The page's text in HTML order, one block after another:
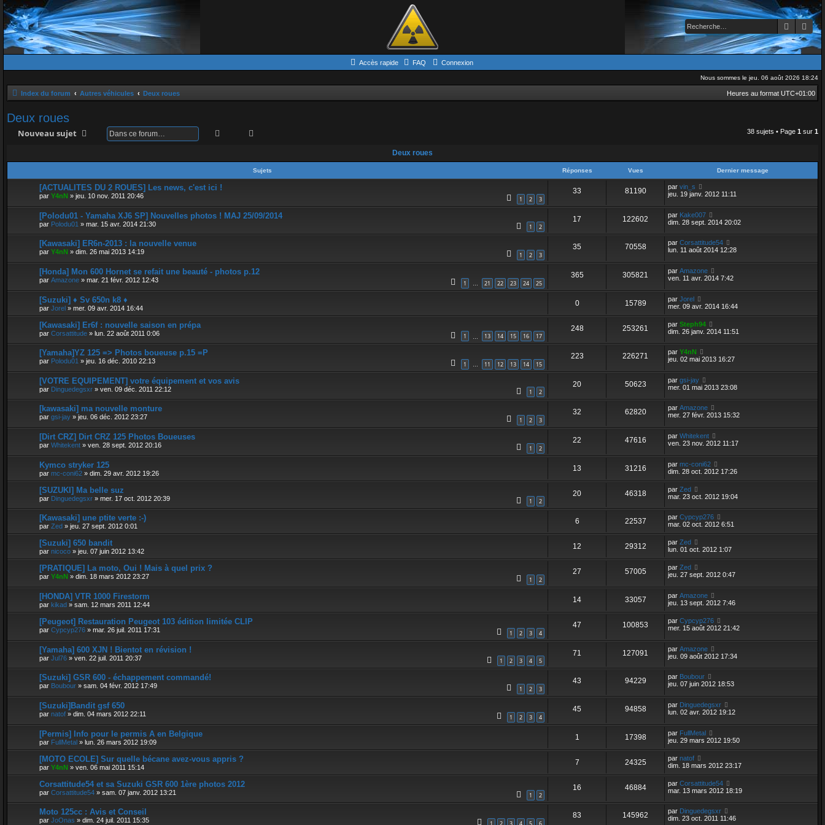
Accès rapide FAQ Connexion
Nous sommes le jeu. 06 août 2026 18:24
Index du forum Autres véhicules Deux roues Heures au format UTC+01:00
Deux roues
Nouveau sujet Rechercher 38 sujets • Page 1 sur 1
Deux roues
Sujets Réponses Vues Dernier message
[ACTUALITES DU 2 ROUES] Les news, c'est ici !
par Y4nN » jeu. 10 nov. 2011 20:46 1 2 3
33 81190 par vin_s
jeu. 19 janv. 2012 11:11
[Polodu01 - Yamaha XJ6 SP] Nouvelles photos ! MAJ 25/09/2014
par Polodu01 » mar. 15 avr. 2014 21:30 1 2
17 122602 par Kake007
dim. 28 sept. 2014 20:02
[Kawasaki] ER6n-2013 : la nouvelle venue
par Y4nN » dim. 26 mai 2013 14:19 1 2 3
35 70558 par Corsattitude54
lun. 11 août 2014 12:28
[Honda] Mon 600 Hornet se refait une beauté - photos p.12
par Amazone » mar. 21 févr. 2012 12:43 1 … 21 22 23 24 25
365 305821 par Amazone
ven. 11 avr. 2014 7:42
[Suzuki] ♦ Sv 650n k8 ♦
par Jorel » mer. 09 avr. 2014 16:44
0 15789 par Jorel
mer. 09 avr. 2014 16:44
[Kawasaki] Er6f : nouvelle saison en prépa
par Corsattitude » lun. 22 août 2011 0:06 1 13 14 15 16 17
248 253261 par Steph94
dim. 26 janv. 2014 11:51
[Yamaha]YZ 125 => Photos boueuse p.15 =P
par Polodu01 » jeu. 16 déc. 2010 22:13 1 … 11 12 13 14 15
223 226271 par Y4nN
jeu. 02 mai 2013 16:27
[VOTRE EQUIPEMENT] votre équipement et vos avis
par Dinguedegsxr » ven. 09 déc. 2011 22:12 1 2
20 50623 par gsi-jay
mer. 01 mai 2013 23:08
[kawasaki] ma nouvelle monture
par gsi-jay » jeu. 06 déc. 2012 23:27 1 2 3
32 62820 par Amazone
mer. 27 févr. 2013 15:32
[Dirt CRZ] Dirt CRZ 125 Photos Boueuses
par Whitekent » ven. 28 sept. 2012 20:16 1 2
22 47616 par Whitekent
ven. 23 nov. 2012 11:17
Kymco stryker 125
par mc-coni62 » dim. 29 avr. 2012 19:26
13 31216 par mc-coni62
dim. 28 oct. 2012 17:26
[SUZUKI] Ma belle suz
par Dinguedegsxr » mer. 17 oct. 2012 20:39 1 2
20 46318 par Zed
mar. 23 oct. 2012 19:04
[Kawasaki] une ptite verte :-)
par Zed » jeu. 27 sept. 2012 0:01
6 22537 par Cypcyp276
mar. 02 oct. 2012 6:51
[Suzuki] 650 bandit
par nicoco » jeu. 07 juin 2012 13:42
12 29312 par Zed
lun. 01 oct. 2012 1:07
[PRATIQUE] La moto, Oui ! Mais à quel prix ?
par Y4nN » dim. 18 mars 2012 23:27 1 2
27 57005 par Zed
jeu. 27 sept. 2012 0:47
[HONDA] VTR 1000 Firestorm
par kikad » sam. 12 mars 2011 12:44
14 33057 par Amazone
jeu. 13 sept. 2012 7:46
[Peugeot] Restauration Peugeot 103 édition limitée CLIP
par Cypcyp276 » mar. 26 juil. 2011 17:31 1 2 3 4
47 100853 par Cypcyp276
mer. 15 août 2012 21:42
[Yamaha] 600 XJN ! Bientot en révision !
par Jul76 » ven. 22 juil. 2011 20:37 1 2 3 4 5
71 127091 par Amazone
jeu. 09 août 2012 17:34
[Suzuki] GSR 600 - échappement commandé!
par Boubour » sam. 04 févr. 2012 17:49 1 2 3
43 94229 par Boubour
jeu. 07 juin 2012 18:53
[Suzuki]Bandit gsf 650
par natof » dim. 04 mars 2012 22:11 1 2 3 4
45 94858 par Dinguedegsxr
lun. 02 avr. 2012 19:12
[Permis] Info pour le permis A en Belgique
par FullMetal » lun. 26 mars 2012 19:09
1 17398 par FullMetal
jeu. 29 mars 2012 19:50
[MOTO ECOLE] Sur quelle bécane avez-vous appris ?
par Y4nN » ven. 06 mai 2011 15:14
7 24325 par natof
dim. 18 mars 2012 23:17
Corsattitude54 et sa Suzuki GSR 600 1ère photos 2012
par Corsattitude54 » sam. 07 janv. 2012 13:21 1 2
16 46884 par Corsattitude54
mar. 13 mars 2012 18:19
Moto 125cc : Avis et Conseil
par JoOnas » dim. 24 juil. 2011 15:35 1 2 3 4 5 6
83 145962 par Dinguedegsxr
dim. 23 oct. 2011 11:46